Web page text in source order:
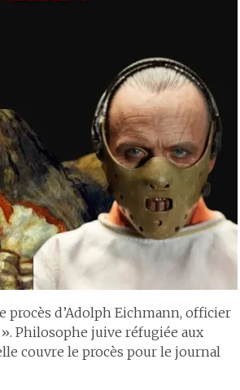
procès d’Adolph Eichmann, officier
Philosophe juive réfugiée aux
couvre le procès pour le journal